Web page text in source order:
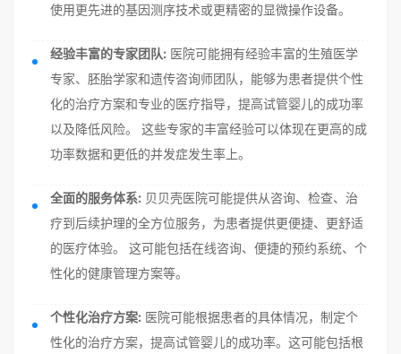
使用更先进的基因测序技术或更精密的显微操作设备。
经验丰富的专家团队: 医院可能拥有经验丰富的生殖医学
专家、胚胎学家和遗传咨询师团队，能够为患者提供个性
化的治疗方案和专业的医疗指导，提高试管婴儿的成功率
以及降低风险。 这些专家的丰富经验可以体现在更高的成
功率数据和更低的并发症发生率上。
全面的服务体系: 贝贝壳医院可能提供从咨询、检查、治
疗到后续护理的全方位服务，为患者提供更便捷、更舒适
的医疗体验。 这可能包括在线咨询、便捷的预约系统、个
性化的健康管理方案等。
个性化治疗方案: 医院可能根据患者的具体情况，制定个
性化的治疗方案，提高试管婴儿的成功率。这可能包括根